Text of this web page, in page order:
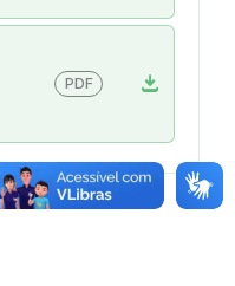
download
PDF